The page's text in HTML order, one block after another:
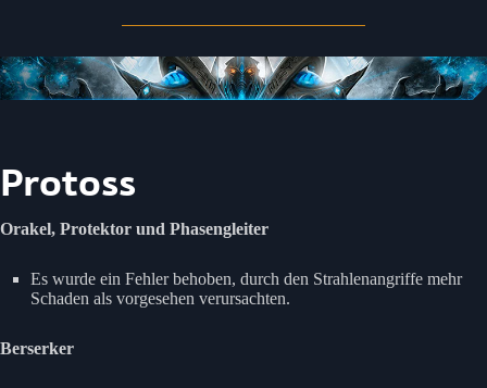
Protoss
Orakel, Protektor und Phasengleiter
Es wurde ein Fehler behoben, durch den Strahlenangriffe mehr
Schaden als vorgesehen verursachten.
Berserker